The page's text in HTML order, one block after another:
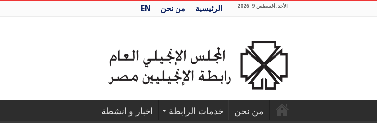
الأحد, أغسطس 9, 2026 الرئيسية من نحن EN
من نحن خدمات الرابطة اخبار و انشطة